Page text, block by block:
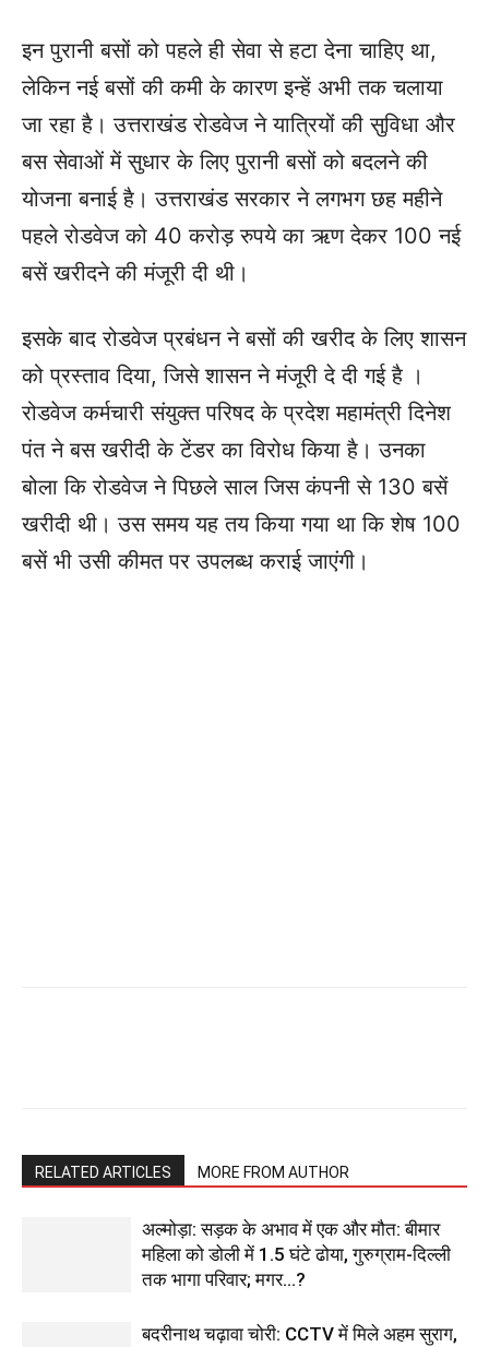
इन पुरानी बसों को पहले ही सेवा से हटा देना चाहिए था,
लेकिन नई बसों की कमी के कारण इन्हें अभी तक चलाया
जा रहा है। उत्तराखंड रोडवेज ने यात्रियों की सुविधा और
बस सेवाओं में सुधार के लिए पुरानी बसों को बदलने की
योजना बनाई है। उत्तराखंड सरकार ने लगभग छह महीने
पहले रोडवेज को 40 करोड़ रुपये का ऋण देकर 100 नई
बसें खरीदने की मंजूरी दी थी।
इसके बाद रोडवेज प्रबंधन ने बसों की खरीद के लिए शासन
को प्रस्ताव दिया, जिसे शासन ने मंजूरी दे दी गई है ।
रोडवेज कर्मचारी संयुक्त परिषद के प्रदेश महामंत्री दिनेश
पंत ने बस खरीदी के टेंडर का विरोध किया है। उनका
बोला कि रोडवेज ने पिछले साल जिस कंपनी से 130 बसें
खरीदी थी। उस समय यह तय किया गया था कि शेष 100
बसें भी उसी कीमत पर उपलब्ध कराई जाएंगी।
RELATED ARTICLES MORE FROM AUTHOR
अल्मोड़ा: सड़क के अभाव में एक और मौत: बीमार
महिला को डोली में 1.5 घंटे ढोया, गुरुग्राम-दिल्ली
तक भागा परिवार; मगर…?
बदरीनाथ चढ़ावा चोरी: CCTV में मिले अहम सुराग,